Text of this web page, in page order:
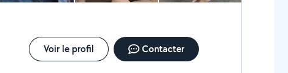
Voir le profil Contacter